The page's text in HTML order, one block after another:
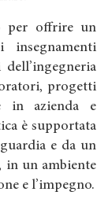
per offrire un
progetti
in azienda e
è supportata
e da un
un ambiente
e l’impegno.